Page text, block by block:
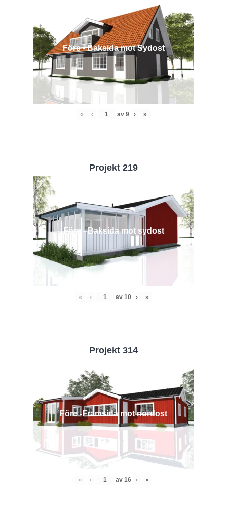
Före - Baksida mot Sydost
« ‹ av 9 › »
Projekt 219
Före - Baksida mot sydost
« ‹ av 10 › »
Projekt 314
Före -Framsida mot nordost
« ‹ av 16 › »